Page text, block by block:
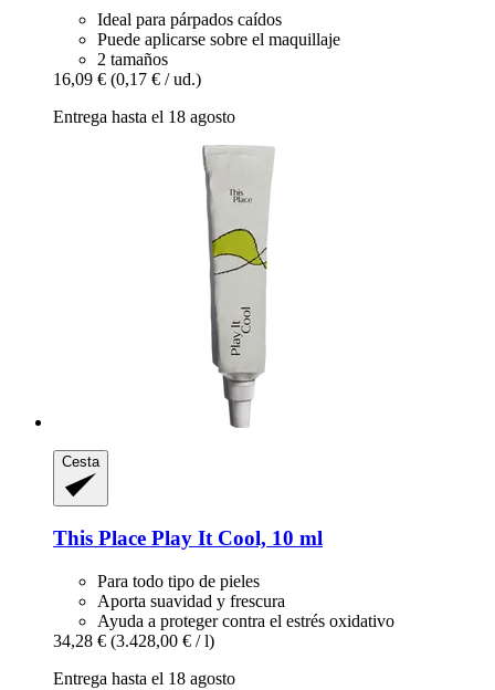
Ideal para párpados caídos
Puede aplicarse sobre el maquillaje
2 tamaños
16,09 € (0,17 € / ud.)
Entrega hasta el 18 agosto
Cesta
This Place Play It Cool, 10 ml
Para todo tipo de pieles
Aporta suavidad y frescura
Ayuda a proteger contra el estrés oxidativo
34,28 € (3.428,00 € / l)
Entrega hasta el 18 agosto